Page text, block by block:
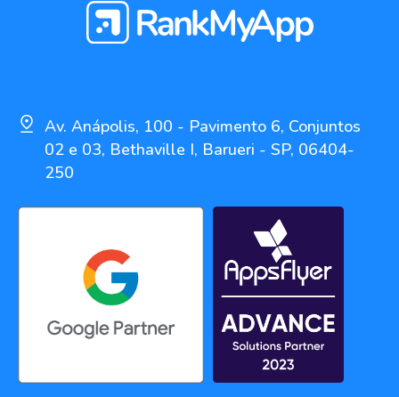
Av. Anápolis, 100 - Pavimento 6, Conjuntos
02 e 03, Bethaville I, Barueri - SP, 06404-
250